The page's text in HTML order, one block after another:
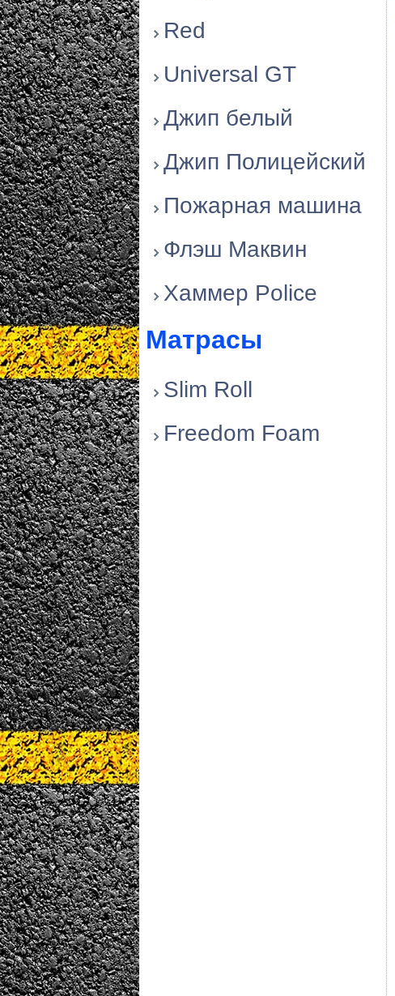
Red
Universal GT
Джип белый
Джип Полицейский
Пожарная машина
Флэш Маквин
Хаммер Police
Матрасы
Slim Roll
Freedom Foam